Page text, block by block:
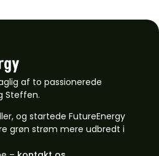
af to passionerede
Steffen.
og startede FutureEnergy
grøn strøm mere udbredt i